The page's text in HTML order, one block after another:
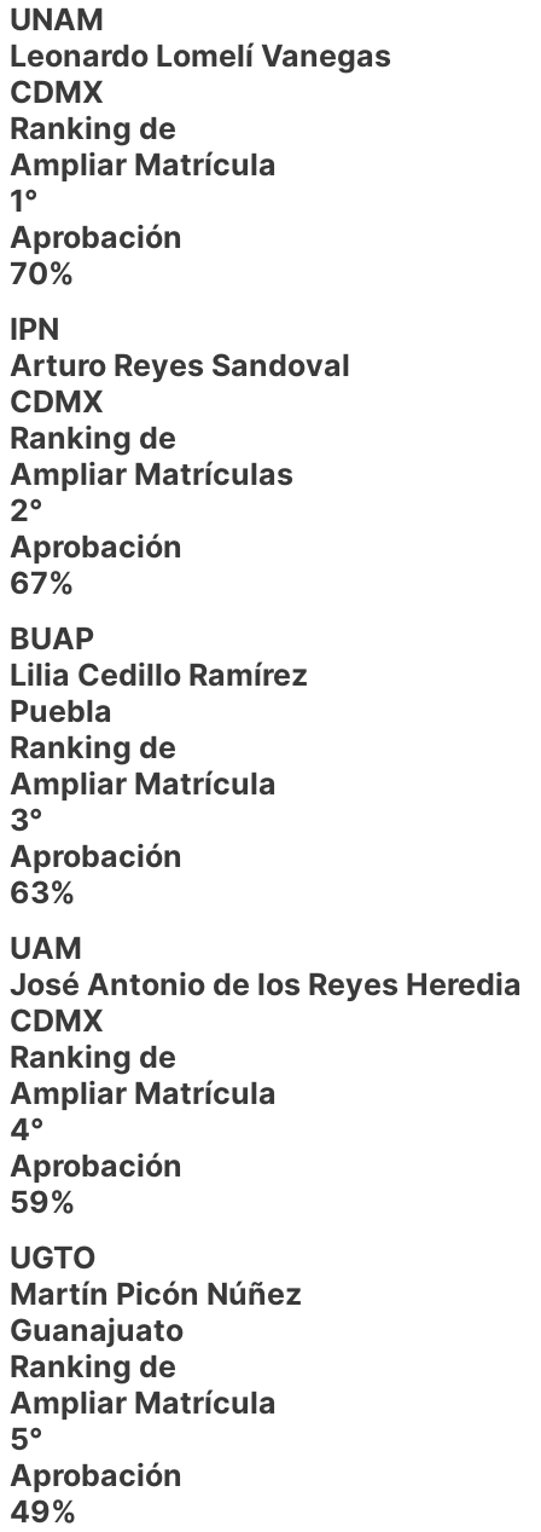
UNAM
Leonardo Lomelí Vanegas
CDMX
Ranking de
Ampliar Matrícula
1°
Aprobación
70%
IPN
Arturo Reyes Sandoval
CDMX
Ranking de
Ampliar Matrículas
2°
Aprobación
67%
BUAP
Lilia Cedillo Ramírez
Puebla
Ranking de
Ampliar Matrícula
3°
Aprobación
63%
UAM
José Antonio de los Reyes Heredia
CDMX
Ranking de
Ampliar Matrícula
4°
Aprobación
59%
UGTO
Martín Picón Núñez
Guanajuato
Ranking de
Ampliar Matrícula
5°
Aprobación
49%